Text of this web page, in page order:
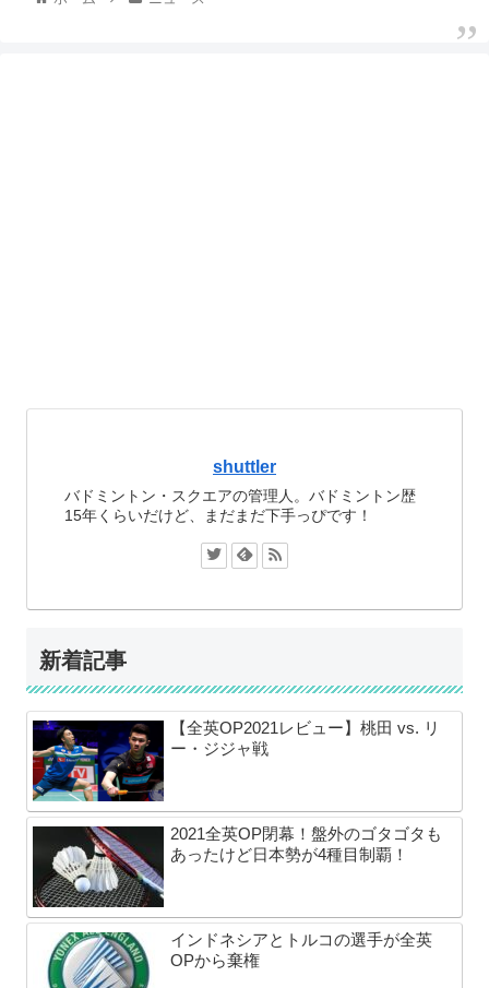
shuttler
バドミントン・スクエアの管理人。バドミントン歴
15年くらいだけど、まだまだ下手っぴです！
新着記事
【全英OP2021レビュー】桃田 vs. リ
ー・ジジャ戦
2021全英OP閉幕！盤外のゴタゴタも
あったけど日本勢が4種目制覇！
インドネシアとトルコの選手が全英
OPから棄権